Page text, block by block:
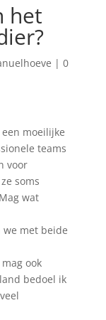
het
| 0
moeilijke
teams
voor
soms
wat
met beide
ook
bedoel ik